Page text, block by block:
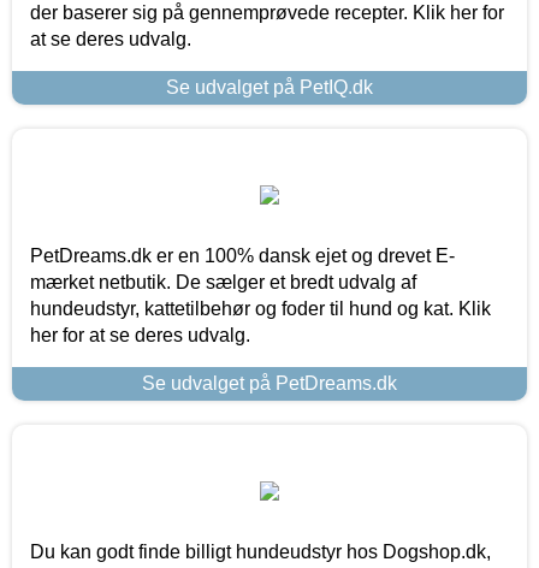
der baserer sig på gennemprøvede recepter. Klik her for
at se deres udvalg.
Se udvalget på PetIQ.dk
PetDreams.dk er en 100% dansk ejet og drevet E-
mærket netbutik. De sælger et bredt udvalg af
hundeudstyr, kattetilbehør og foder til hund og kat. Klik
her for at se deres udvalg.
Se udvalget på PetDreams.dk
Du kan godt finde billigt hundeudstyr hos Dogshop.dk,